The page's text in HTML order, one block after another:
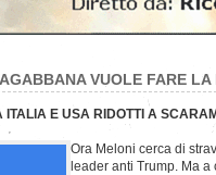
VUOLE FARE
ITALIA E USA RIDOTTI A
Ora Meloni cerca di
leader anti Trump. Ma